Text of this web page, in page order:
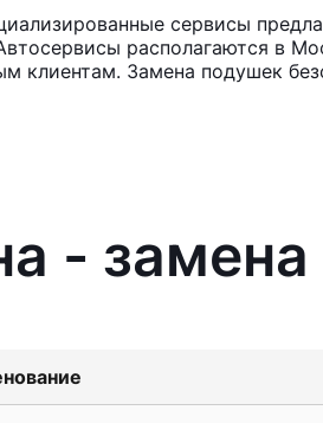
сервисы
располагаются в
клиентам. Замена подушек
-